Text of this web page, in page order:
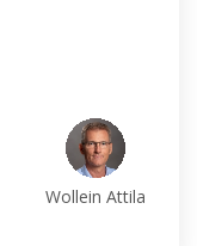
Wollein Attila